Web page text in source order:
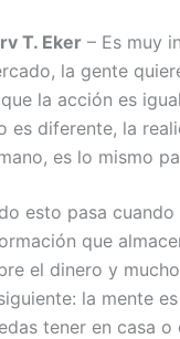
T. Eker – Es muy
la gente
la acción es
es diferente, la
es lo mismo
esto pasa
que
el dinero y
la mente
tener en casa